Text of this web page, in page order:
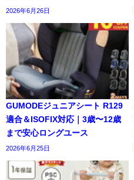
2026年6月26日
GUMODEジュニアシート R129
適合＆ISOFIX対応｜3歳〜12歳
まで安心ロングユース
2026年6月25日